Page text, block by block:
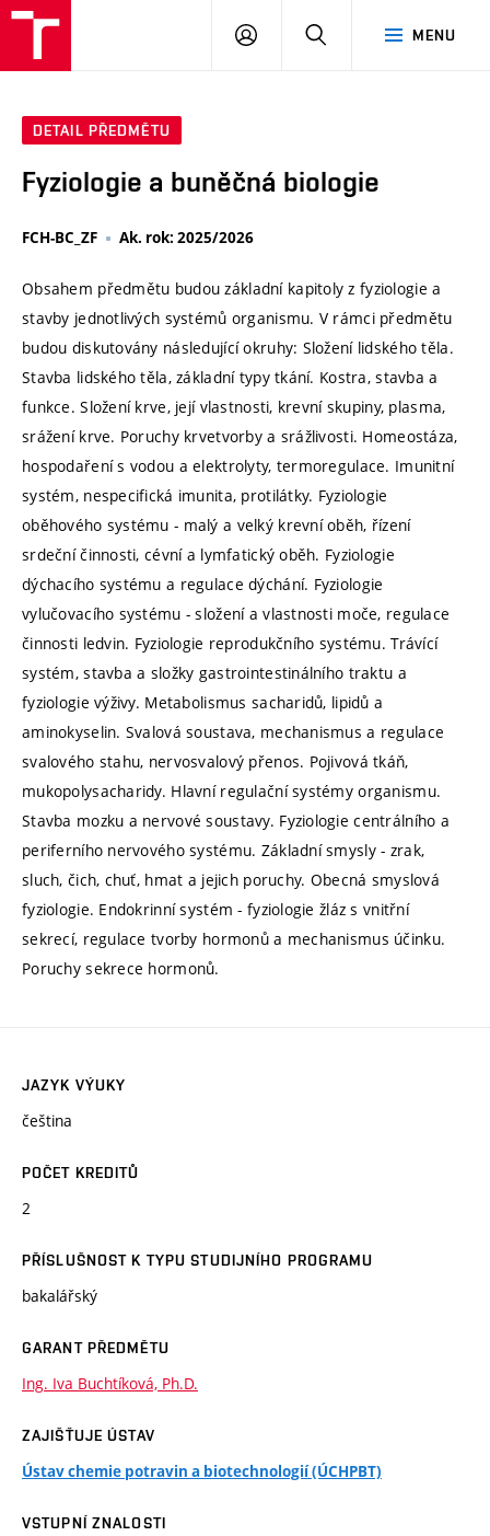
MENU
PŘIHLÁSIT
DETAIL PŘEDMĚTU
Fyziologie a buněčná biologie
FCH-BC_ZF Ak. rok: 2025/2026
Obsahem předmětu budou základní kapitoly z fyziologie a
stavby jednotlivých systémů organismu. V rámci předmětu
budou diskutovány následující okruhy: Složení lidského těla.
Stavba lidského těla, základní typy tkání. Kostra, stavba a
funkce. Složení krve, její vlastnosti, krevní skupiny, plasma,
srážení krve. Poruchy krvetvorby a srážlivosti. Homeostáza,
hospodaření s vodou a elektrolyty, termoregulace. Imunitní
systém, nespecifická imunita, protilátky. Fyziologie
oběhového systému - malý a velký krevní oběh, řízení
srdeční činnosti, cévní a lymfatický oběh. Fyziologie
dýchacího systému a regulace dýchání. Fyziologie
vylučovacího systému - složení a vlastnosti moče, regulace
činnosti ledvin. Fyziologie reprodukčního systému. Trávící
systém, stavba a složky gastrointestinálního traktu a
fyziologie výživy. Metabolismus sacharidů, lipidů a
aminokyselin. Svalová soustava, mechanismus a regulace
svalového stahu, nervosvalový přenos. Pojivová tkáň,
mukopolysacharidy. Hlavní regulační systémy organismu.
Stavba mozku a nervové soustavy. Fyziologie centrálního a
periferního nervového systému. Základní smysly - zrak,
sluch, čich, chuť, hmat a jejich poruchy. Obecná smyslová
fyziologie. Endokrinní systém - fyziologie žláz s vnitřní
sekrecí, regulace tvorby hormonů a mechanismus účinku.
Poruchy sekrece hormonů.
JAZYK VÝUKY
čeština
POČET KREDITŮ
2
PŘÍSLUŠNOST K TYPU STUDIJNÍHO PROGRAMU
bakalářský
GARANT PŘEDMĚTU
Ing. Iva Buchtíková, Ph.D.
ZAJIŠŤUJE ÚSTAV
Ústav chemie potravin a biotechnologií (ÚCHPBT)
VSTUPNÍ ZNALOSTI